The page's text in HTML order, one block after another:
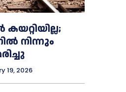
നിന്നും
19, 2026